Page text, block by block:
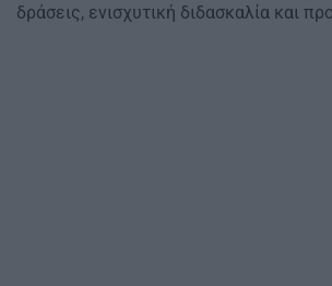
δράσεις, ενισχυτική διδασκαλία και